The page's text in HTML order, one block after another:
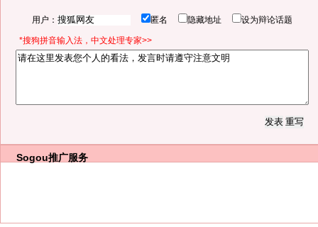
用户： 匿名 隐藏地址 设为辩论话题
*搜狗拼音输入法，中文处理专家>>
Sogou推广服务